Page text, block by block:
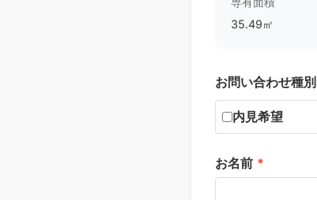
35.49㎡
お問い合わせ種別
内見希望
お名前 *